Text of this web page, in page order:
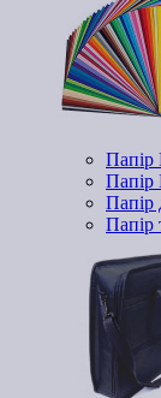
Папір
Папір
Папір
Папір